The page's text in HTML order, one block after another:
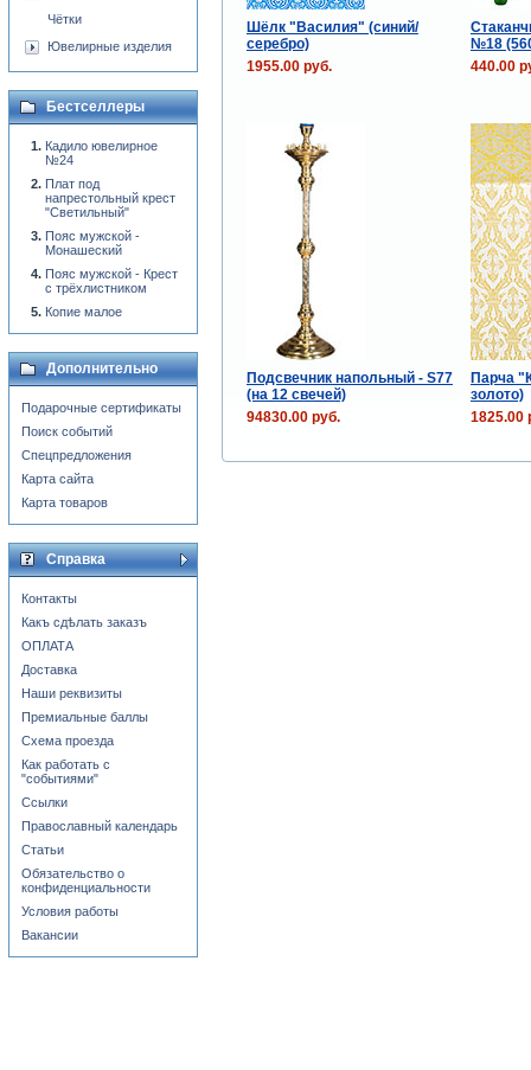
Шёлк "Василия" (синий/
серебро)
№18
1955.00 руб.
440.00
Подсвечник напольный - S77
(на 12 свечей)
Парча
золото)
94830.00 руб.
1825.00
Чётки
Ювелирные изделия
Бестселлеры
Кадило ювелирное
№24
Плат под
напрестольный крест
"Светильный"
Пояс мужской -
Монашеский
Пояс мужской - Крест
с трёхлистником
Копие малое
Дополнительно
Подарочные сертификаты
Поиск событий
Спецпредложения
Карта сайта
Карта товаров
Справка
Контакты
Какъ сдѣлать заказъ
ОПЛАТА
Доставка
Наши реквизиты
Премиальные баллы
Схема проезда
Как работать с
"событиями"
Ссылки
Православный календарь
Статьи
Обязательство о
конфиденциальности
Условия работы
Вакансии